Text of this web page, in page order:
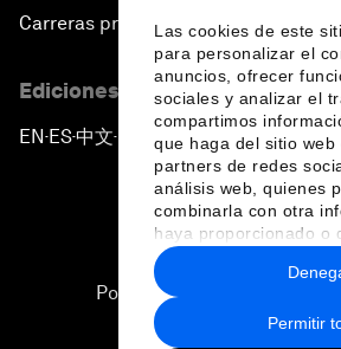
Las cookies de este
para personalizar el
anuncios, ofrecer
sociales y analizar el
compartimos
que haga del sitio web
partners de redes
análisis web, quienes
combinarla con otra
haya proporcionado o
recopilado a partir del
hecho de sus
Permitir
Carreras profesionales
Ediciones en otros idiomas
EN ▪ ES▪中文▪ 日本語
Política de privacidad y